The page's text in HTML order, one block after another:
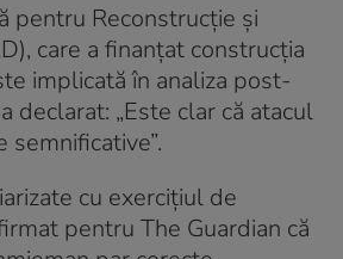
pentru Reconstrucție și
care a finanțat construcția
implicată în analiza post-
declarat: „Este clar că atacul
semnificative”.
cu exercițiul de
pentru The Guardian că